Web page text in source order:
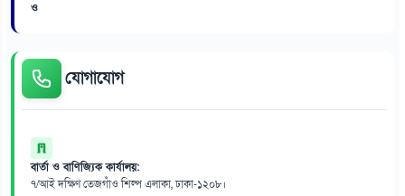
ও
যোগাযোগ
বার্তা ও বাণিজ্যিক কার্যালয়:
৭/আই দক্ষিণ তেজগাঁও শিল্প এলাকা, ঢাকা-১২০৮।